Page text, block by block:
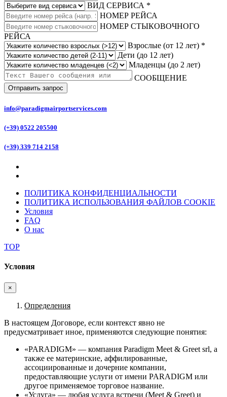
ВИД СЕРВИСА *
НОМЕР РЕЙСА
НОМЕР СТЫКОВОЧНОГО
РЕЙСА
Взрослые (от 12 лет) *
Дети (до 12 лет)
Младенцы (до 2 лет)
СООБЩЕНИЕ
Отправить запрос
info@paradigmairportservices.com
(+39) 0522 205500
(+39) 339 714 2158
ПОЛИТИКА КОНФИДЕНЦИАЛЬНОСТИ
ПОЛИТИКА ИСПОЛЬЗОВАНИЯ ФАЙЛОВ COOKIE
Условия
FAQ
О нас
TOP
Условия
×
Определения
В настоящем Договоре, если контекст явно не
предусматривает иное, применяются следующие понятия:
«PARADIGM» — компания Paradigm Meet & Greet srl, а
также ее материнские, аффилированные,
ассоциированные и дочерние компании,
предоставляющие услуги от имени PARADIGM или
другое применяемое торговое название.
«Услуга» — любая услуга встречи (Meet & Greet) и